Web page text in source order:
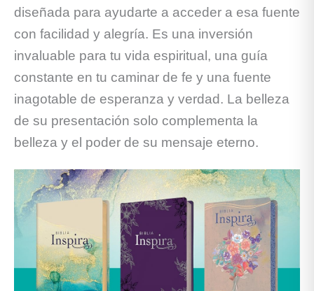
diseñada para ayudarte a acceder a esa fuente
con facilidad y alegría. Es una inversión
invaluable para tu vida espiritual, una guía
constante en tu caminar de fe y una fuente
inagotable de esperanza y verdad. La belleza
de su presentación solo complementa la
belleza y el poder de su mensaje eterno.